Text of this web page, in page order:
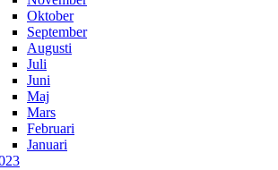
Oktober
September
Augusti
Juli
Juni
Maj
Mars
Februari
Januari